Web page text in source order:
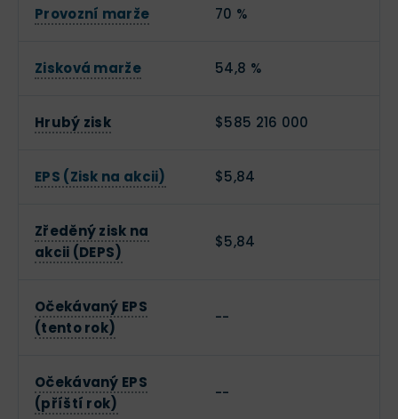
Provozní marže 70 %
Zisková marže 54,8 %
Hrubý zisk $585 216 000
EPS (Zisk na akcii) $5,84
Zředěný zisk na
akcii (DEPS)
$5,84
Očekávaný EPS
(tento rok)
--
Očekávaný EPS
(příští rok)
--